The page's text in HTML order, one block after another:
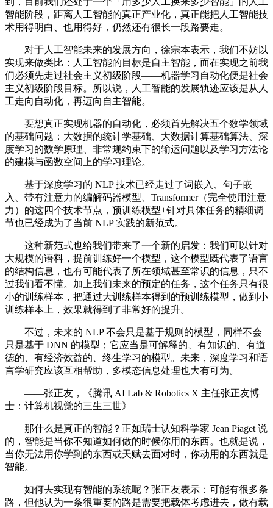
智能阶段，距离人工智能的真正产业化，真正能把人工智能技
术用得明白、也用得好，仍然还有很长一段路要走。
对于人工智能未来的发展方向，徐宗本表示，我们不妨以
实现来做类比：人工智能的目标是自主智能，而在实现之前我
们必须先走过社会主义初级阶段——机器学习自动化便是社会
主义初级阶段目标。所以说，人工智能的发展轨迹应该是从人
工走向自动化，再迈向自主智能。
要想真正实现机器的自动化，必须首先解决五个数学领域
的基础问题：大数据的统计学基础、大数据计算基础算法、深
度学习的数学原理、非常规约束下的输运问题以及学习方法论
的建模与函数空间上的学习理论。
基于深度学习的 NLP 技术已经走过了词嵌入、句子嵌
入、带有注意力的编解码器模型、Transformer（完全使用注意
力）的这四个技术节点，预训练模型+针对具体任务的精细调
节也已经成为了当前 NLP 实践的新范式。
这种新范式也给我们带来了一个新的启发：我们可以针对
大规模的语料，提前训练好一个模型，这个模型既代表了语言
的结构信息，也有可能代表了所在领域甚至常识的信息，只不
过我们看不懂。加上我们未来的预定的任务，这个任务只有很
小的训练样本，把通过大训练样本得到的预训练模型，做到小
训练样本上，效果就得到了非常好的提升。
不过，未来的 NLP 不会只是基于规则的模型，同样不会
只是基于 DNN 的模型；它应当是可解释的、有知识的、有道
德的、有经济效益的、终生学习的模型。未来，深度学习和语
言学研究应该互相帮助，多模态信息处理也大有可为。
——张正友，《腾讯 AI Lab & Robotics X 主任张正友博
士：计算机视觉的三生三世》
那什么是真正的智能？正如瑞士认知科学家 Jean Piaget 说
的，智能是当你不知道如何做的时候你用的东西。也就是说，
当你无法用你学到的东西或天赋去面对时，你动用的东西就是
智能。
如何去实现有智能的系统呢？张正友表示：可能有很多条
路，但他认为一条很重要的路是需要把载体考虑进去，做有载